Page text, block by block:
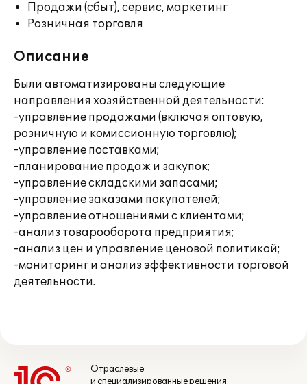
Продажи (сбыт), сервис, маркетинг
Розничная торговля
Описание
Были автоматизированы следующие
направления хозяйственной деятельности:
-управление продажами (включая оптовую,
розничную и комиссионную торговлю);
-управление поставками;
-планирование продаж и закупок;
-управление складскими запасами;
-управление заказами покупателей;
-управление отношениями с клиентами;
-анализ товарооборота предприятия;
-анализ цен и управление ценовой политикой;
-мониторинг и анализ эффективности торговой
деятельности.
Отраслевые
и специализированные решения